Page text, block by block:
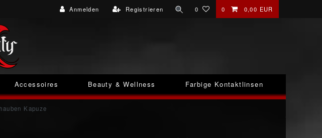
Anmelden Registrieren 0 0 0,00 EUR
Accessoires Beauty & Wellness Farbige Kontaktlinsen
Kapuze